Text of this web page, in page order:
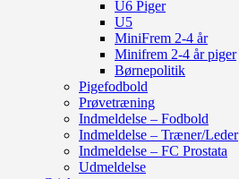
U6 Piger
U5
MiniFrem 2-4 år
Minifrem 2-4 år piger
Børnepolitik
Pigefodbold
Prøvetræning
Indmeldelse – Fodbold
Indmeldelse – Træner/Leder
Indmeldelse – FC Prostata
Udmeldelse